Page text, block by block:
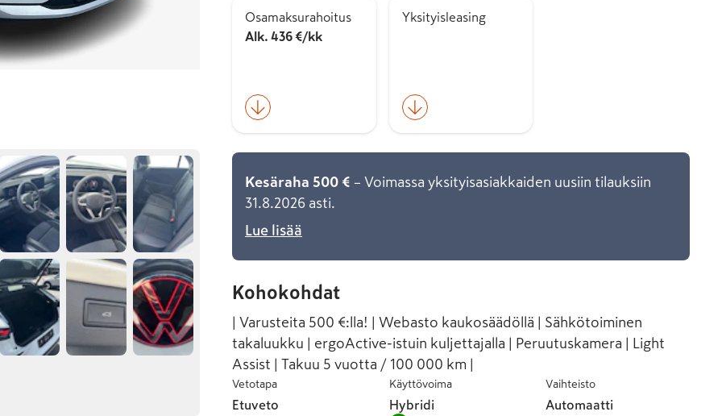
Osamaksurahoitus
Alk. 436 €/kk
Yksityisleasing
Kesäraha 500 € – Voimassa yksityisasiakkaiden uusiin tilauksiin
31.8.2026 asti.
Lue lisää
Kohokohdat
| Varusteita 500 €:lla! | Webasto kaukosäädöllä | Sähkötoiminen
takaluukku | ergoActive-istuin kuljettajalla | Peruutuskamera | Light
Assist | Takuu 5 vuotta / 100 000 km |
Vetotapa
Etuveto
Käyttövoima
Hybridi
Vaihteisto
Automaatti